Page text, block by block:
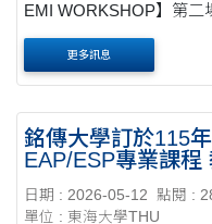
EMI WORKSHOP】第二
惠予公告周知，鼓勵教師
一、主題： Reflections on
更多訊息
銘傳大學訂於115
EAP/ESP專業課程
日期 : 2026-05-12
點閱 :
單位 : 東海大學THU